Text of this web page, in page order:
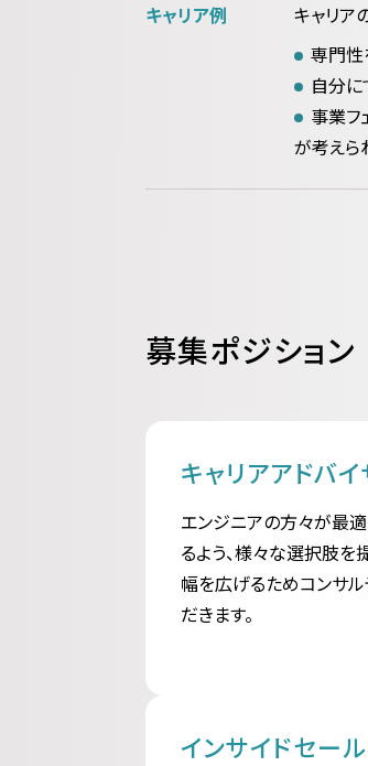
キャリア例
キャリア
専門性
自分に
事業フ
が考えら
募集ポジション
キャリアアドバ
エンジニアの方々が最
るよう、様々な選択肢を
幅を広げるためコンサル
だきます。
インサイドセー